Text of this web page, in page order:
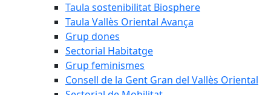
Taula sostenibilitat Biosphere
Taula Vallès Oriental Avança
Grup dones
Sectorial Habitatge
Grup feminismes
Consell de la Gent Gran del Vallès Oriental